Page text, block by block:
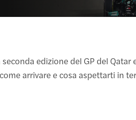
edizione del GP del
arrivare e cosa aspettarti in